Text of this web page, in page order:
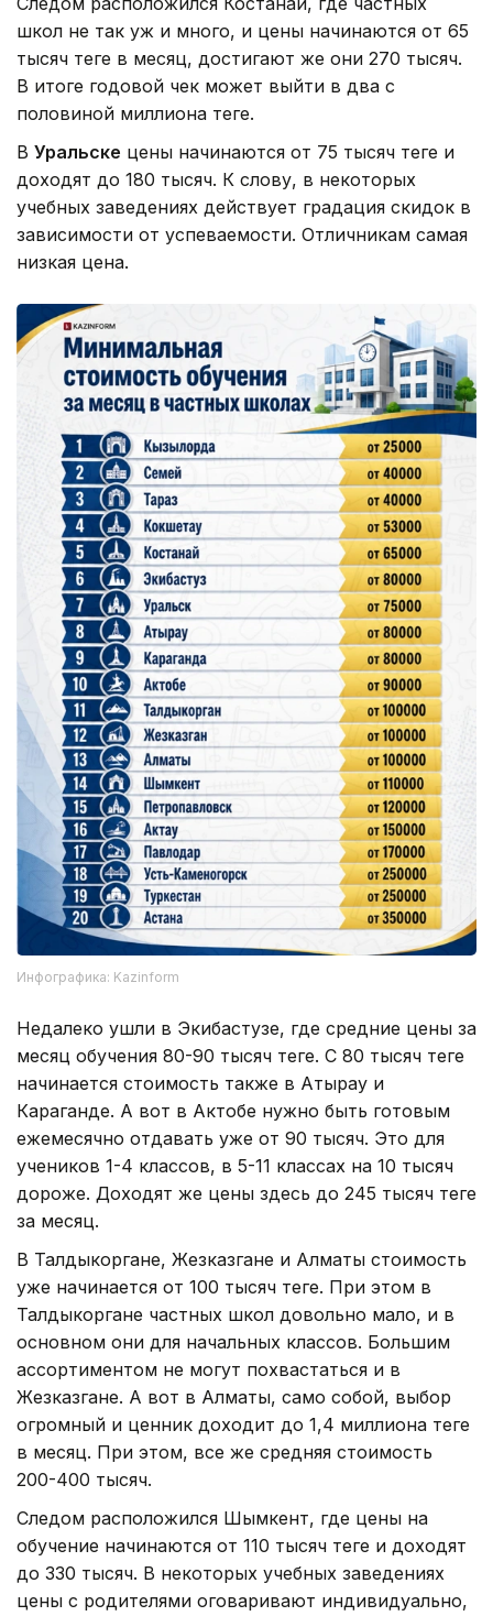
школ не так уж и много, и цены начинаются от 65
тысяч теңге в месяц, достигают же они 270 тысяч.
В итоге годовой чек может выйти в два с
половиной миллиона теңге.
В Уральске цены начинаются от 75 тысяч теңге и
доходят до 180 тысяч. К слову, в некоторых
учебных заведениях действует градация скидок в
зависимости от успеваемости. Отличникам самая
низкая цена.
Инфографика: Kazinform
Недалеко ушли в Экибастузе, где средние цены за
месяц обучения 80-90 тысяч теңге. С 80 тысяч теңге
начинается стоимость также в Атырау и
Караганде. А вот в Актобе нужно быть готовым
ежемесячно отдавать уже от 90 тысяч. Это для
учеников 1-4 классов, в 5-11 классах на 10 тысяч
дороже. Доходят же цены здесь до 245 тысяч теңге
за месяц.
В Талдыкоргане, Жезказгане и Алматы стоимость
уже начинается от 100 тысяч теңге. При этом в
Талдыкоргане частных школ довольно мало, и в
основном они для начальных классов. Большим
ассортиментом не могут похвастаться и в
Жезказгане. А вот в Алматы, само собой, выбор
огромный и ценник доходит до 1,4 миллиона теңге
в месяц. При этом, все же средняя стоимость
200-400 тысяч.
Следом расположился Шымкент, где цены на
обучение начинаются от 110 тысяч теңге и доходят
до 330 тысяч. В некоторых учебных заведениях
цены с родителями оговаривают индивидуально,